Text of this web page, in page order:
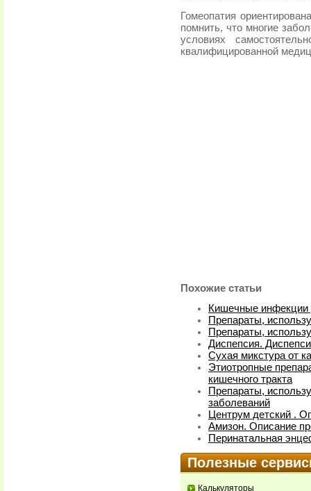
Гомеопатия
помнить, что многие
условиях
квалифицированной
Похожие статьи
Кишечные инфекции
Препараты,
Препараты,
Диспепсия.
Сухая микстура от
Этиотропные
кишечного тракта
Препараты,
заболеваний
Центрум детский .
Амизон. Описание
Перинатальная
Полезные
Калькуляторы